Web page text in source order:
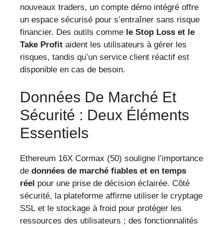
nouveaux traders, un compte démo intégré offre
un espace sécurisé pour s’entraîner sans risque
financier. Des outils comme le Stop Loss et le
Take Profit aident les utilisateurs à gérer les
risques, tandis qu’un service client réactif est
disponible en cas de besoin.
Données De Marché Et
Sécurité : Deux Éléments
Essentiels
Ethereum 16X Cormax (50) souligne l’importance
de données de marché fiables et en temps
réel pour une prise de décision éclairée. Côté
sécurité, la plateforme affirme utiliser le cryptage
SSL et le stockage à froid pour protéger les
ressources des utilisateurs ; des fonctionnalités